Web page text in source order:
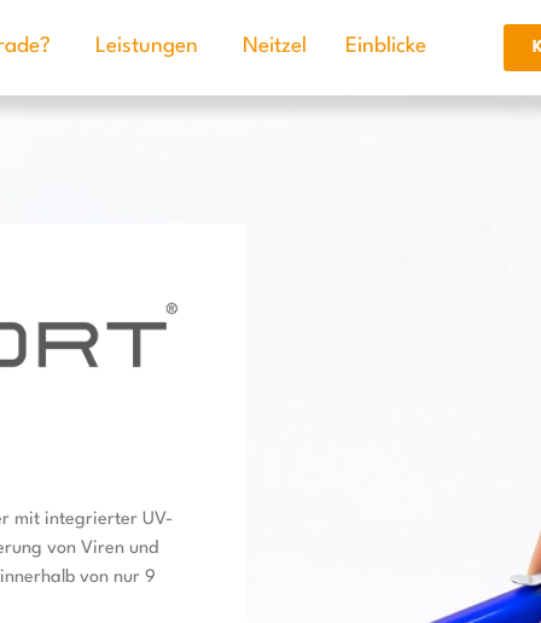
Leistungen Neitzel Einblicke
mit integrierter UV-
von Viren und
von nur 9